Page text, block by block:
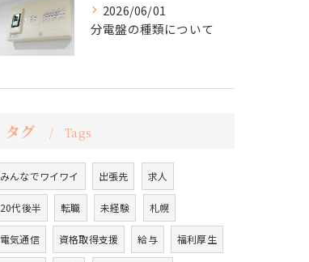
2026/06/01
分電盤の種類について
タグ Tags
みんなでワイワイ 出張先 求人
20代後半 転職 未経験 札幌
電気通信 資格取得支援 給与 福利厚生